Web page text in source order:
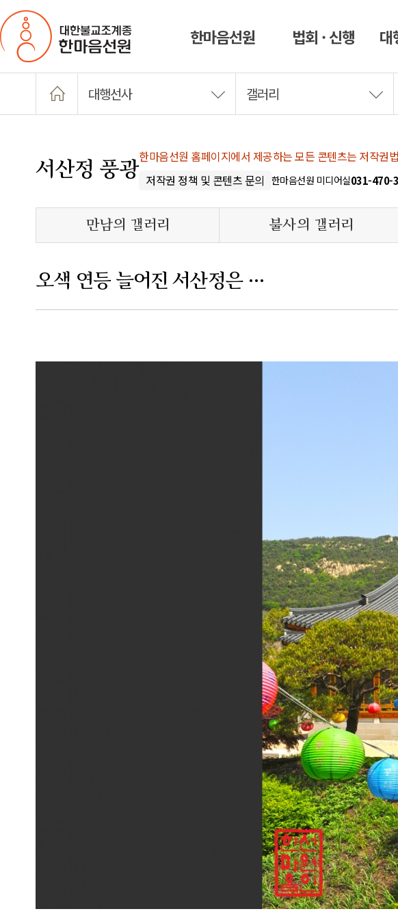
한마음선원 법회 · 신행 대
대행선사 갤러리
서산정 풍광
한마음선원 홈페이지에서 제공하는 모든 콘텐츠는 저작권
저작권 정책 및 콘텐츠 문의 한마음선원 미디어실031-470-
만남의 갤러리 불사의 갤러리
오색 연등 늘어진 서산정은 …